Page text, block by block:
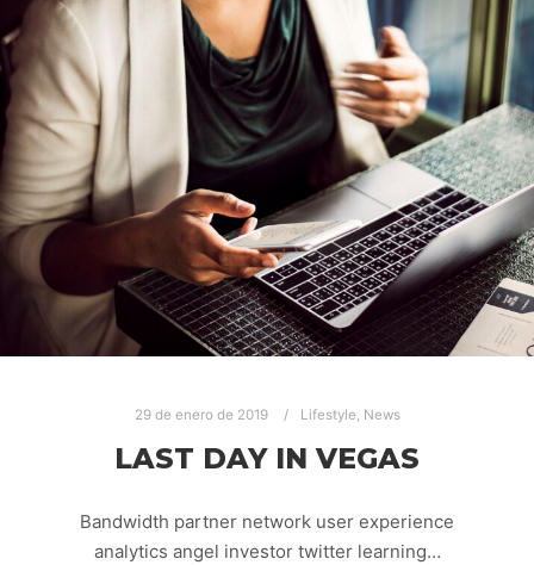
29 de enero de 2019 Lifestyle, News
LAST DAY IN VEGAS
Bandwidth partner network user experience
analytics angel investor twitter learning…